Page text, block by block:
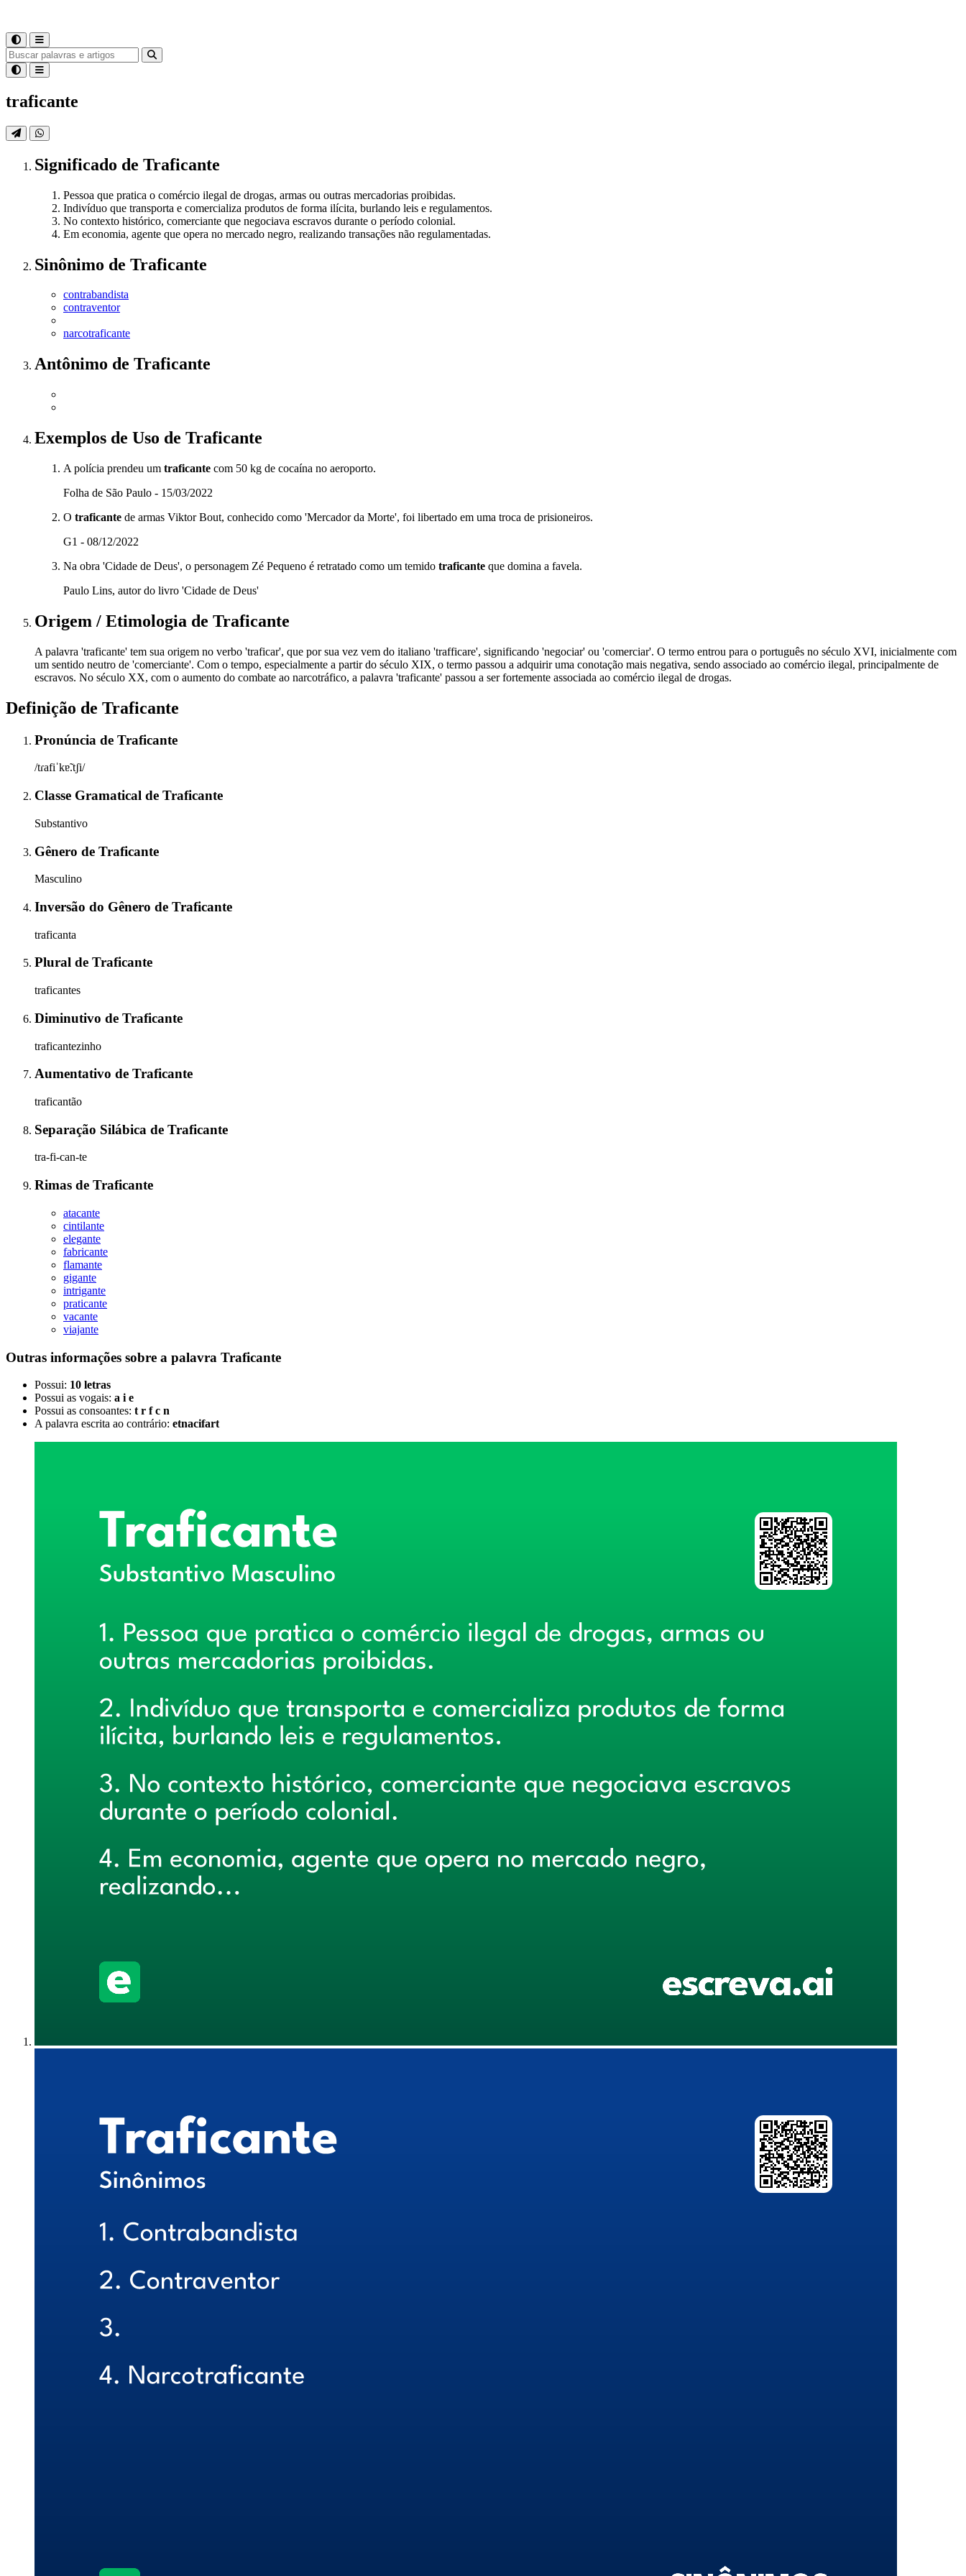
traficante
Significado de Traficante
Pessoa que pratica o comércio ilegal de drogas, armas ou outras mercadorias proibidas.
Indivíduo que transporta e comercializa produtos de forma ilícita, burlando leis e regulamentos.
No contexto histórico, comerciante que negociava escravos durante o período colonial.
Em economia, agente que opera no mercado negro, realizando transações não regulamentadas.
Sinônimo de Traficante
contrabandista
contraventor
narcotraficante
Antônimo de Traficante
Exemplos de Uso de Traficante
A polícia prendeu um traficante com 50 kg de cocaína no aeroporto.
Folha de São Paulo - 15/03/2022
O traficante de armas Viktor Bout, conhecido como 'Mercador da Morte', foi libertado em uma troca de prisioneiros.
G1 - 08/12/2022
Na obra 'Cidade de Deus', o personagem Zé Pequeno é retratado como um temido traficante que domina a favela.
Paulo Lins, autor do livro 'Cidade de Deus'
Origem / Etimologia de Traficante
A palavra 'traficante' tem sua origem no verbo 'traficar', que por sua vez vem do italiano 'trafficare', significando 'negociar' ou 'comerciar'. O termo entrou para o português no século XVI, inicialmente com
um sentido neutro de 'comerciante'. Com o tempo, especialmente a partir do século XIX, o termo passou a adquirir uma conotação mais negativa, sendo associado ao comércio ilegal, principalmente de
escravos. No século XX, com o aumento do combate ao narcotráfico, a palavra 'traficante' passou a ser fortemente associada ao comércio ilegal de drogas.
Definição de Traficante
Pronúncia de Traficante
/tɾafiˈkɐ̃.tʃi/
Classe Gramatical de Traficante
Substantivo
Gênero de Traficante
Masculino
Inversão do Gênero de Traficante
traficanta
Plural de Traficante
traficantes
Diminutivo de Traficante
traficantezinho
Aumentativo de Traficante
traficantão
Separação Silábica de Traficante
tra-fi-can-te
Rimas de Traficante
atacante
cintilante
elegante
fabricante
flamante
gigante
intrigante
praticante
vacante
viajante
Outras informações sobre a palavra Traficante
Possui: 10 letras
Possui as vogais: a i e
Possui as consoantes: t r f c n
A palavra escrita ao contrário: etnacifart